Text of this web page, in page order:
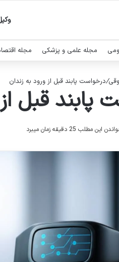
مجله علمی و پزشکی مجله
/درخواست پابند قبل از ورود به زندان
پابند قبل
این مطلب 25 دقیقه زمان میبرد